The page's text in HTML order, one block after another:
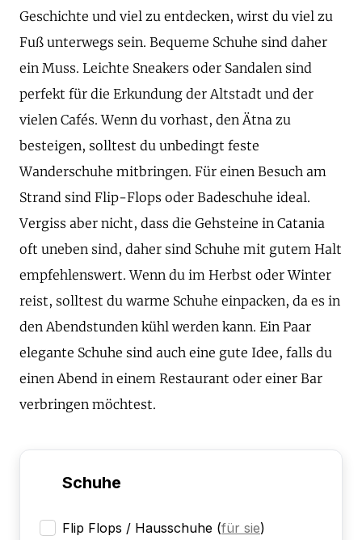
Geschichte und viel zu entdecken, wirst du viel zu
Fuß unterwegs sein. Bequeme Schuhe sind daher
ein Muss. Leichte Sneakers oder Sandalen sind
perfekt für die Erkundung der Altstadt und der
vielen Cafés. Wenn du vorhast, den Ätna zu
besteigen, solltest du unbedingt feste
Wanderschuhe mitbringen. Für einen Besuch am
Strand sind Flip-Flops oder Badeschuhe ideal.
Vergiss aber nicht, dass die Gehsteine in Catania
oft uneben sind, daher sind Schuhe mit gutem Halt
empfehlenswert. Wenn du im Herbst oder Winter
reist, solltest du warme Schuhe einpacken, da es in
den Abendstunden kühl werden kann. Ein Paar
elegante Schuhe sind auch eine gute Idee, falls du
einen Abend in einem Restaurant oder einer Bar
verbringen möchtest.
Schuhe
Flip Flops / Hausschuhe (für sie)